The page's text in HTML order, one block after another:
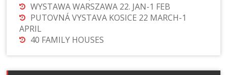
WYSTAWA WARSZAWA 22. JAN-1 FEB
PUTOVNÁ VYSTAVA KOSICE 22 MARCH-1
APRIL
40 FAMILY HOUSES